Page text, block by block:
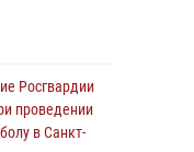
ведомства с
первая
войск
Росгвардии
проведении
в Санкт-